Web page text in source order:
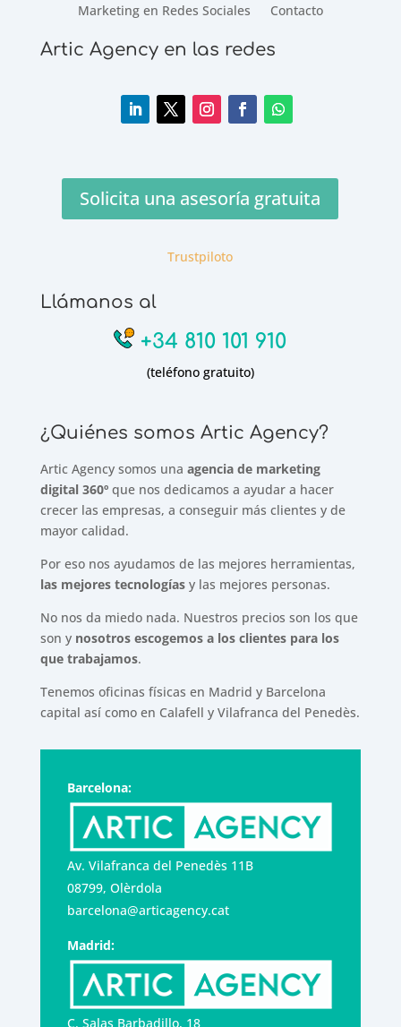
Marketing en Redes Sociales
Contacto
Artic Agency en las redes
Solicita una asesoría gratuita
Trustpiloto
Llámanos al
+34 810 101 910
(teléfono gratuito)
¿Quiénes somos Artic Agency?
Artic Agency somos una agencia de marketing
digital 360ºque nos dedicamos a ayudar a hacer
crecer las empresas, a conseguir más clientes y de
mayor calidad.
Por eso nos ayudamos de las mejores herramientas,
las mejores tecnologíasy las mejores personas.
No nos da miedo nada. Nuestros precios son los que
son y nosotros escogemos a los clientes para los
que trabajamos.
Tenemos oficinas físicas en Madrid y Barcelona
capital así como en Calafell y Vilafranca del Penedès.
Barcelona:
Av. Vilafranca del Penedès 11B
08799, Olèrdola
barcelona@articagency.cat
Madrid:
C. Salas Barbadillo, 18